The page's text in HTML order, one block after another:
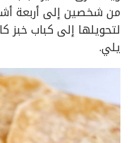
من شخصين إلى أربعة
لتحويلها إلى كباب خبز
يلي.